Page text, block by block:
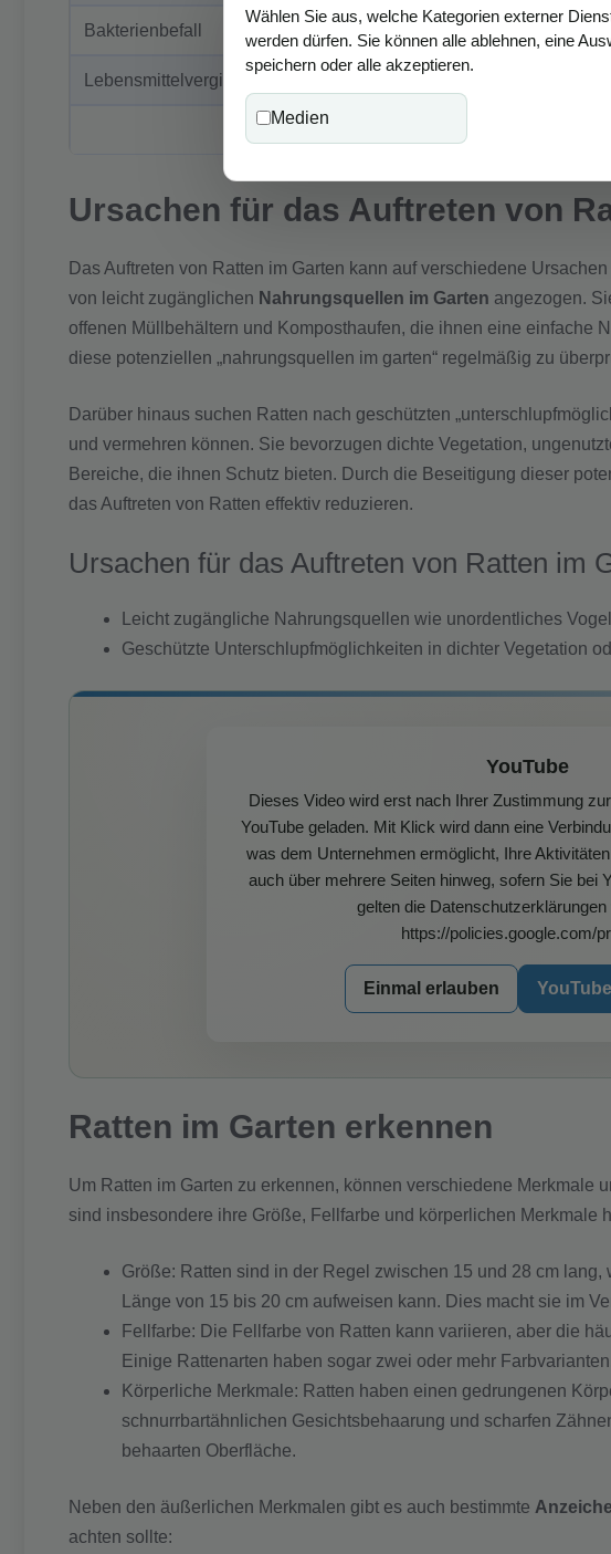
Bakterienbefall Leptospirose
Lebensmittelvergiftung Hantavirus-Infektionen
Tollwut
Ursachen für das Auftreten von
Das Auftreten von Ratten im Garten kann auf verschiedene
von leicht zugänglichen Nahrungsquellen im Garten angezogen.
offenen Müllbehältern und Komposthaufen, die ihnen eine einfache
diese potenziellen „nahrungsquellen im garten“ regelmäßig zu
Darüber hinaus suchen Ratten nach geschützten
und vermehren können. Sie bevorzugen dichte Vegetation,
Bereiche, die ihnen Schutz bieten. Durch die Beseitigung dieser
das Auftreten von Ratten effektiv reduzieren.
Ursachen für das Auftreten von Ratten im
Leicht zugängliche Nahrungsquellen wie unordentliches
Geschützte Unterschlupfmöglichkeiten in dichter Vegetation
YouTube
Dieses Video wird erst nach Ihrer Zustimmung
YouTube geladen. Mit Klick wird dann eine
was dem Unternehmen ermöglicht, Ihre
auch über mehrere Seiten hinweg, sofern Sie bei
gelten die Datenschutzerklärungen
https://policies.google.com/
Einmal erlauben
Ratten im Garten erkennen
Um Ratten im Garten zu erkennen, können verschiedene Merkmale
sind insbesondere ihre Größe, Fellfarbe und körperlichen Merkmale
Größe: Ratten sind in der Regel zwischen 15 und 28 cm
Länge von 15 bis 20 cm aufweisen kann. Dies macht sie im
Fellfarbe: Die Fellfarbe von Ratten kann variieren, aber die
Einige Rattenarten haben sogar zwei oder mehr
Körperliche Merkmale: Ratten haben einen gedrungenen
schnurrbartähnlichen Gesichtsbehaarung und scharfen
behaarten Oberfläche.
Neben den äußerlichen Merkmalen gibt es auch bestimmte
achten sollte:
Wählen Sie aus, welche Kategorien externer
werden dürfen. Sie können alle ablehnen, eine
speichern oder alle akzeptieren.
Medien